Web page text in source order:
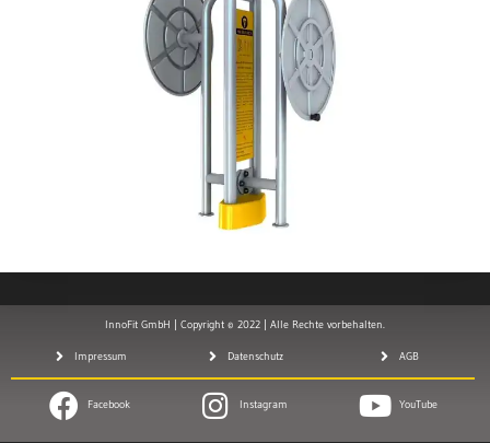
InnoFit GmbH | Copyright © 2022 | Alle Rechte vorbehalten.
Impressum Datenschutz AGB
Facebook Instagram YouTube